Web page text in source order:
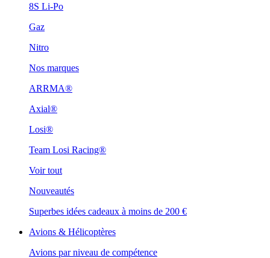
8S Li-Po
Gaz
Nitro
Nos marques
ARRMA®
Axial®
Losi®
Team Losi Racing®
Voir tout
Nouveautés
Superbes idées cadeaux à moins de 200 €
Avions & Hélicoptères
Avions par niveau de compétence